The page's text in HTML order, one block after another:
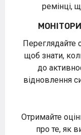
ремінці,
Переглядайте
щоб знати,
до
відновлення
Отримайте
про те, як